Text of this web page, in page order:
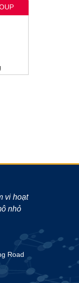
vi hoạt
nhỏ
Road